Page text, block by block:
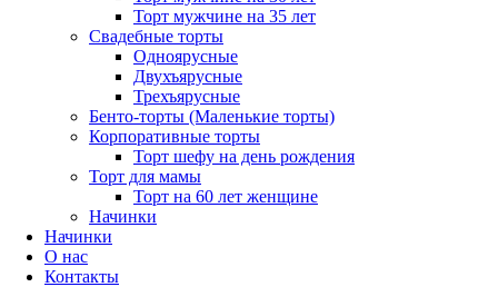
Торт мужчине на 35 лет
Свадебные торты
Одноярусные
Двухъярусные
Трехъярусные
Бенто-торты (Маленькие торты)
Корпоративные торты
Торт шефу на день рождения
Торт для мамы
Торт на 60 лет женщине
Начинки
Начинки
О нас
Контакты